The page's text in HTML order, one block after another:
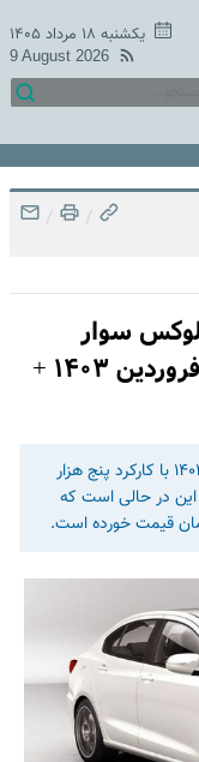
یکشنبه ۱۸ مرداد ۱۴۰۵
9 August 2026
/
/
لوکس سوار
شوید | قیمت شاهین امروز ۱۸ فروردین ۱۴۰۳ +
در آگهی‌های بازار خودرو، شاهین اتومات مدل ۱۴۰۲ با کارکرد پنج هزار
این در حالی است که